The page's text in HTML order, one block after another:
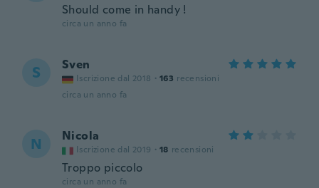
Should come in handy !
circa un anno fa
S Sven
Iscrizione dal 2018 · 163 recensioni
circa un anno fa
N Nicola
Iscrizione dal 2019 · 18 recensioni
Troppo piccolo
circa un anno fa